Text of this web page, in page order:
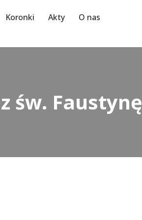
Koronki Akty
O nas
św. Faustynę